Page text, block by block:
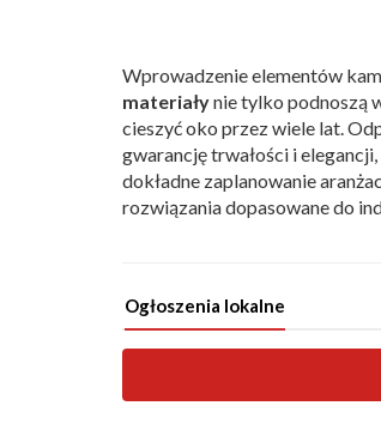
Wprowadzenie elementów
materiałynie tylko podnoszą
cieszyć oko przez wiele lat.
gwarancję trwałości i
dokładne zaplanowanie
rozwiązania dopasowane do
Ogłoszenia lokalne